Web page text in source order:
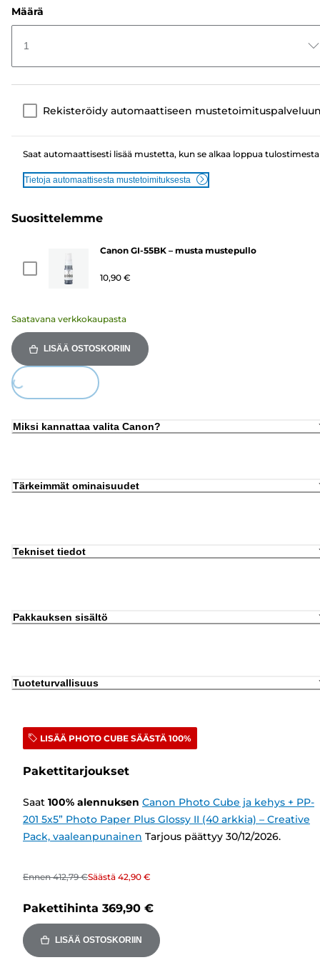
Määrä
1
Rekisteröidy automaattiseen
Saat automaattisesti lisää mustetta, kun se alkaa loppua tulostimesta
Tietoja automaattisesta mustetoimituksesta
Suosittelemme
Canon GI-55BK – musta mustepullo
10,90 €
Saatavana verkkokaupasta
LISÄÄ OSTOSKORIIN
Miksi kannattaa valita Canon?
Tärkeimmät ominaisuudet
Tekniset tiedot
Pakkauksen sisältö
Tuoteturvallisuus
LISÄÄ PHOTO CUBE SÄÄSTÄ 100%
Pakettitarjoukset
Saat 100% alennuksen Canon Photo Cube ja kehys + PP-
201 5x5” Photo Paper Plus Glossy II (40 arkkia) – Creative
Pack, vaaleanpunainen Tarjous päättyy 30/12/2026.
Ennen412,79 €Säästä 42,90 €
Pakettihinta 369,90 €
LISÄÄ OSTOSKORIIN